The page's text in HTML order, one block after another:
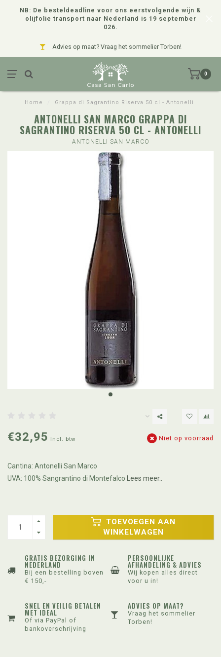
NB: De besteldeadline voor ons eerstvolgende wijn &
olijfolie transport naar Nederland is 19 september
026.
Advies op maat? Vraag het sommelier Torben!
0
Home Grappa di Sagrantino Riserva 50 cl - Antonelli
ANTONELLI SAN MARCO GRAPPA DI
SAGRANTINO RISERVA 50 CL - ANTONELLI
ANTONELLI SAN MARCO
€32,95 Incl. btw Niet op voorraad
Cantina: Antonelli San Marco
UVA: 100% Sangrantino di Montefalco Lees meer..
TOEVOEGEN AAN
WINKELWAGEN
GRATIS BEZORGING IN
NEDERLAND
Bij een bestelling boven
€ 150,-
PERSOONLIJKE
AFHANDELING & ADVIES
Wij kopen alles direct
voor u in!
SNEL EN VEILIG BETALEN
MET IDEAL
Of via PayPal of
bankoverschrijving
ADVIES OP MAAT?
Vraag het sommelier
Torben!